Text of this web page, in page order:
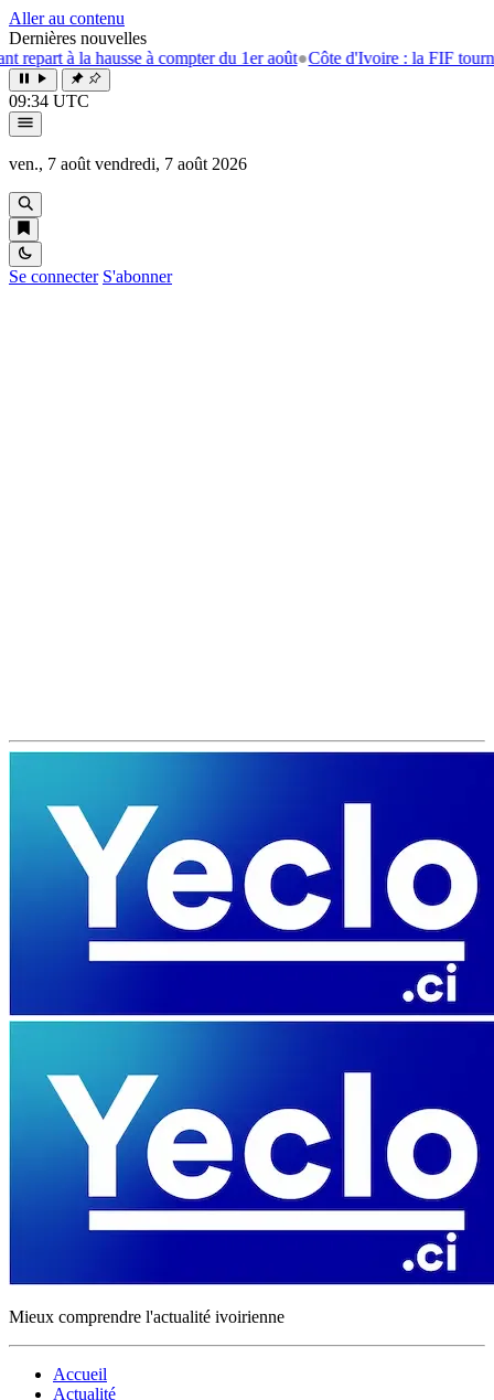
Aller au contenu
Dernières nouvelles
à compter du 1er août●Côte d'Ivoire : la FIF tourne la page
09:34 UTC
ven., 7 août vendredi, 7 août 2026
Se connecter S'abonner
Mieux comprendre l'actualité ivoirienne
Accueil
Actualité